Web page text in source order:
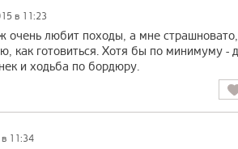
в 11:23
очень любит походы, а мне
как готовиться. Хотя бы по минимуму -
и ходьба по бордюру.
11:34